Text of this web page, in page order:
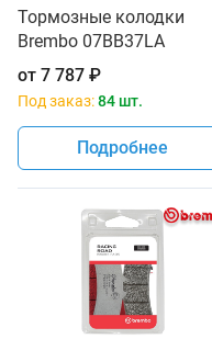
Тормозные колодки
Brembo 07BB37LA
от 7 787 ₽
Под заказ:84 шт.
Подробнее